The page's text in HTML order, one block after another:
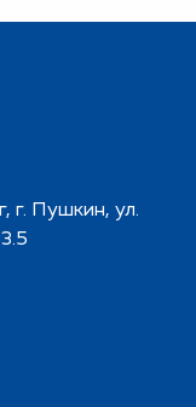
г. Пушкин, ул.